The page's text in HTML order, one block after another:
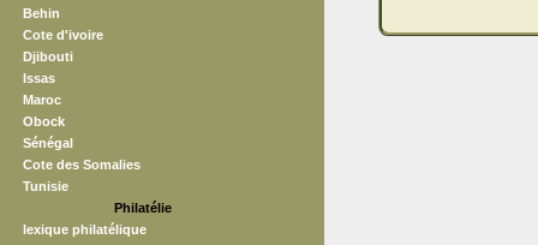
Behin
Cote d'ivoire
Djibouti
Issas
Maroc
Obock
Sénégal
Cote des Somalies
Tunisie
Philatélie
lexique philatélique